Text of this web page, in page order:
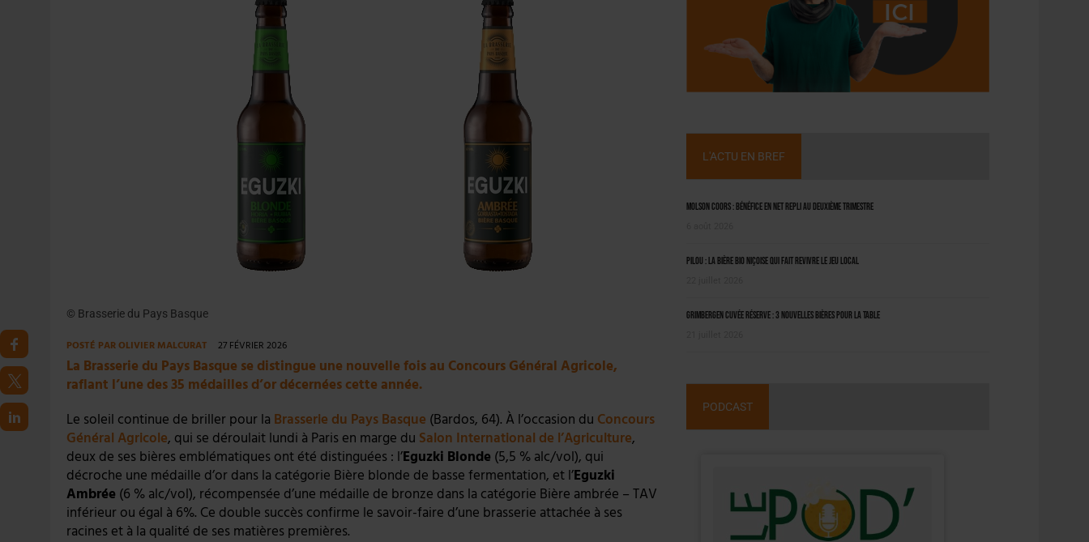
© Brasserie du Pays Basque
POSTÉ PAROLIVIER MALCURAT 27 FÉVRIER 2026
La Brasserie du Pays Basque se distingue une nouvelle fois au Concours Général Agricole,
raflant l’une des 35 médailles d’or décernées cette année.
Le soleil continue de briller pour la Brasserie du Pays Basque (Bardos, 64). À l’occasion du Concours
Général Agricole, qui se déroulait lundi à Paris en marge du Salon International de l’Agriculture,
deux de ses bières emblématiques ont été distinguées : l’Eguzki Blonde (5,5 % alc/vol), qui
décroche une médaille d’or dans la catégorie Bière blonde de basse fermentation, et l’Eguzki
Ambrée (6 % alc/vol), récompensée d’une médaille de bronze dans la catégorie Bière ambrée – TAV
inférieur ou égal à 6%. Ce double succès confirme le savoir-faire d’une brasserie attachée à ses
racines et à la qualité de ses matières premières.
L'ACTU EN BREF
Molson Coors : bénéfice en net repli au deuxième trimestre
Pilou : la bière bio niçoise qui fait revivre le jeu local
Grimbergen Cuvée Réserve : 3 nouvelles bières pour la table
PODCAST